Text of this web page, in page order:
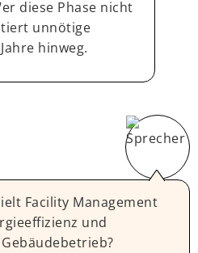
diese Phase nicht
unnötige
hinweg.
Facility Management
und